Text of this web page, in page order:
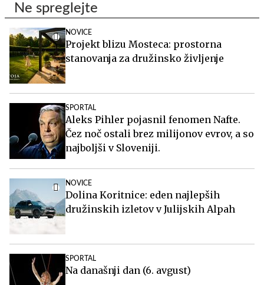
Ne spreglejte
NOVICE
Projekt blizu Mosteca: prostorna
stanovanja za družinsko življenje
SPORTAL
Aleks Pihler pojasnil fenomen Nafte.
Čez noč ostali brez milijonov evrov, a so
najboljši v Sloveniji.
NOVICE
Dolina Koritnice: eden najlepših
družinskih izletov v Julijskih Alpah
SPORTAL
Na današnji dan (6. avgust)